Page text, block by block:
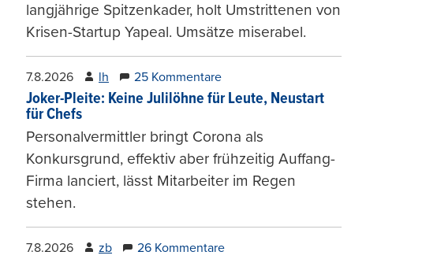
langjährige Spitzenkader, holt Umstrittenen von
Krisen-Startup Yapeal. Umsätze miserabel.
7.8.2026 lh 25 Kommentare
Joker-Pleite: Keine Julilöhne für Leute, Neustart
für Chefs
Personalvermittler bringt Corona als
Konkursgrund, effektiv aber frühzeitig Auffang-
Firma lanciert, lässt Mitarbeiter im Regen
stehen.
7.8.2026 zb 26 Kommentare